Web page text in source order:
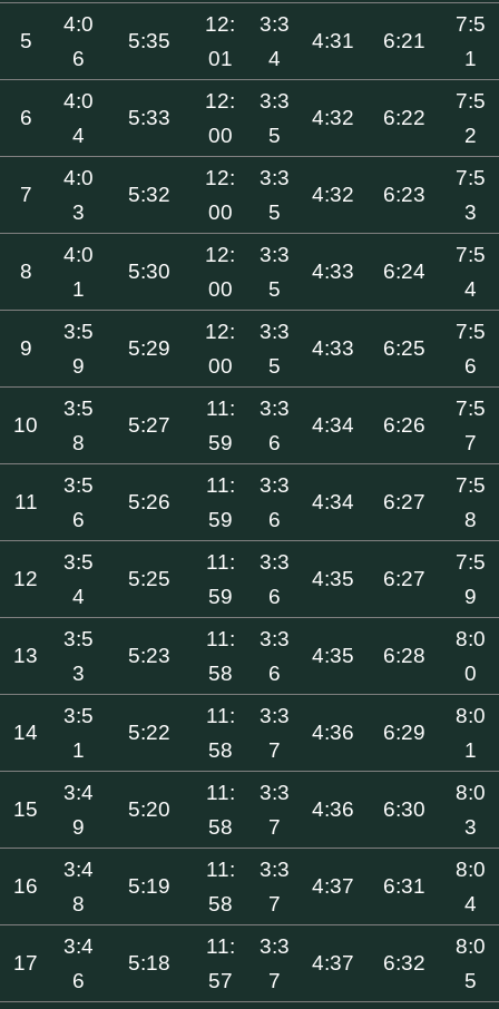
5
4:0
6
5:35
12:
01
3:3
4
4:31 6:21
7:5
1
6
4:0
4
5:33
12:
00
3:3
5
4:32 6:22
7:5
2
7
4:0
3
5:32
12:
00
3:3
5
4:32 6:23
7:5
3
8
4:0
1
5:30
12:
00
3:3
5
4:33 6:24
7:5
4
9
3:5
9
5:29
12:
00
3:3
5
4:33 6:25
7:5
6
10
3:5
8
5:27
11:
59
3:3
6
4:34 6:26
7:5
7
11
3:5
6
5:26
11:
59
3:3
6
4:34 6:27
7:5
8
12
3:5
4
5:25
11:
59
3:3
6
4:35 6:27
7:5
9
13
3:5
3
5:23
11:
58
3:3
6
4:35 6:28
8:0
0
14
3:5
1
5:22
11:
58
3:3
7
4:36 6:29
8:0
1
15
3:4
9
5:20
11:
58
3:3
7
4:36 6:30
8:0
3
16
3:4
8
5:19
11:
58
3:3
7
4:37 6:31
8:0
4
17
3:4
6
5:18
11:
57
3:3
7
4:37 6:32
8:0
5